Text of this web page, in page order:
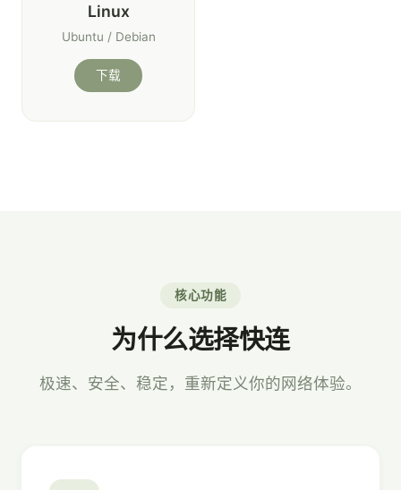
Linux
Ubuntu / Debian
下载
核心功能
为什么选择快连
极速、安全、稳定，重新定义你的网络体验。